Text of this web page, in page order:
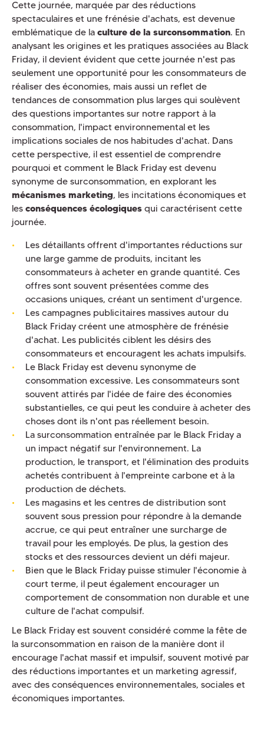
Cette journée, marquée par des réductions
spectaculaires et une frénésie d'achats, est devenue
emblématique de la culture de la surconsommation. En
analysant les origines et les pratiques associées au Black
Friday, il devient évident que cette journée n'est pas
seulement une opportunité pour les consommateurs de
réaliser des économies, mais aussi un reflet de
tendances de consommation plus larges qui soulèvent
des questions importantes sur notre rapport à la
consommation, l'impact environnemental et les
implications sociales de nos habitudes d'achat. Dans
cette perspective, il est essentiel de comprendre
pourquoi et comment le Black Friday est devenu
synonyme de surconsommation, en explorant les
mécanismes marketing, les incitations économiques et
les conséquences écologiquesqui caractérisent cette
journée.
Les détaillants offrent d'importantes réductions sur
une large gamme de produits, incitant les
consommateurs à acheter en grande quantité. Ces
offres sont souvent présentées comme des
occasions uniques, créant un sentiment d'urgence.
Les campagnes publicitaires massives autour du
Black Friday créent une atmosphère de frénésie
d'achat. Les publicités ciblent les désirs des
consommateurs et encouragent les achats impulsifs.
Le Black Friday est devenu synonyme de
consommation excessive. Les consommateurs sont
souvent attirés par l'idée de faire des économies
substantielles, ce qui peut les conduire à acheter des
choses dont ils n'ont pas réellement besoin.
La surconsommation entraînée par le Black Friday a
un impact négatif sur l'environnement. La
production, le transport, et l'élimination des produits
achetés contribuent à l'empreinte carbone et à la
production de déchets.
Les magasins et les centres de distribution sont
souvent sous pression pour répondre à la demande
accrue, ce qui peut entraîner une surcharge de
travail pour les employés. De plus, la gestion des
stocks et des ressources devient un défi majeur.
Bien que le Black Friday puisse stimuler l'économie à
court terme, il peut également encourager un
comportement de consommation non durable et une
culture de l'achat compulsif.
Le Black Friday est souvent considéré comme la fête de
la surconsommation en raison de la manière dont il
encourage l'achat massif et impulsif, souvent motivé par
des réductions importantes et un marketing agressif,
avec des conséquences environnementales, sociales et
économiques importantes.